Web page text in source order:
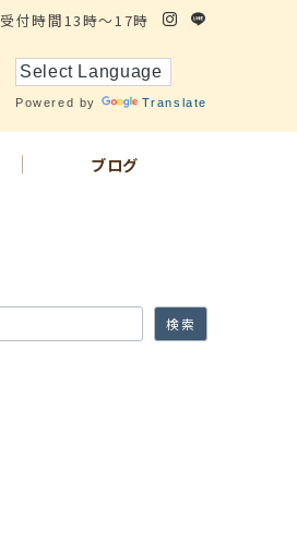
受付時間13時～17時
Powered by Translate
ブログ
検索